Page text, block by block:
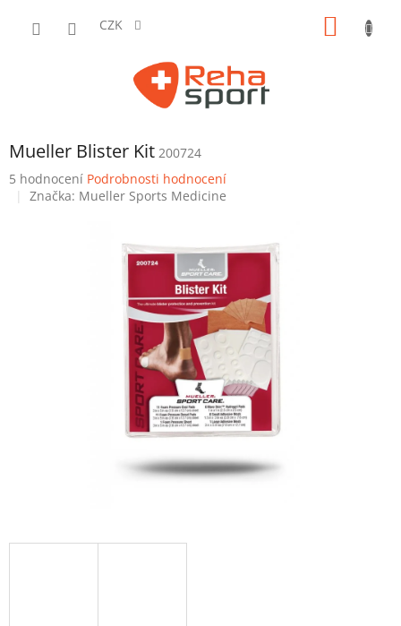
CZK
Mueller Blister Kit 200724
Průměrné
hodnocení
5 hodnocení Podrobnosti hodnocení
Značka: Mueller Sports Medicine